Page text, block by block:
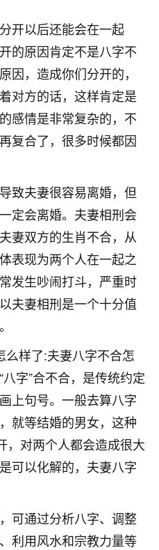
开以后还能会在一起
的原因肯定不是八字不
因，造成你们分开的，
对方的话，这样肯定是
感情是非常复杂的，不
复合了，很多时候都因
致夫妻很容易离婚，但
定会离婚。夫妻相刑会
妻双方的生肖不合，从
表现为两个人在一起之
发生吵闹打斗，严重时
夫妻相刑是一个十分值
么样了:夫妻八字不合怎
字”合不合，是传统约定
上句号。一般去算八字
就等结婚的男女，这种
，对两个人都会造成很大
可以化解的，夫妻八字
可通过分析八字、调整
利用风水和宗教力量等
师聊过之后，最大的感
好，万般皆是命，半点
9
有人给个联系方式的啊？
gjsy0624
12
15
想给我奶奶做超度，她今年
前年离世，刚开始我经常
是朋友介绍，找到慧来老
做梦再也没有梦到过
的，图个心安，给亡母
不信也不行。
11
很感兴趣
15